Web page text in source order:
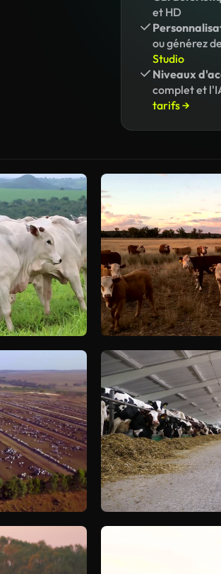
et HD
ou générez
Studio
Niveaux
complet et
tarifs →